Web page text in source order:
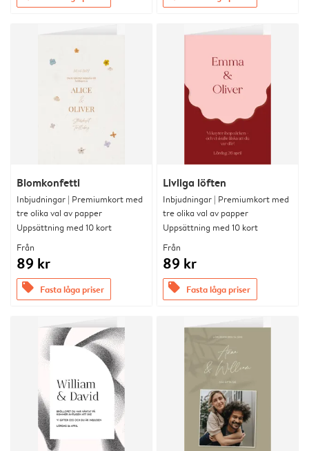
Blomkonfetti
Inbjudningar | Premiumkort med
tre olika val av papper
Uppsättning med 10 kort
Från
89 kr
offers Fasta låga priser
Livliga löften
Inbjudningar | Premiumkort med
tre olika val av papper
Uppsättning med 10 kort
Från
89 kr
offers Fasta låga priser